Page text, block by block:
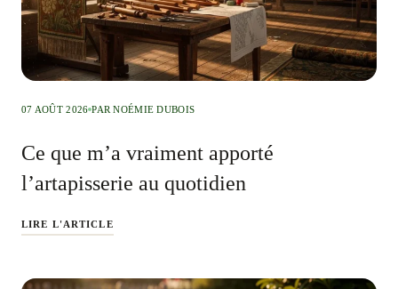
07 AOÛT 2026 PAR NOÉMIE DUBOIS
Ce que m’a vraiment apporté
l’artapisserie au quotidien
LIRE L'ARTICLE